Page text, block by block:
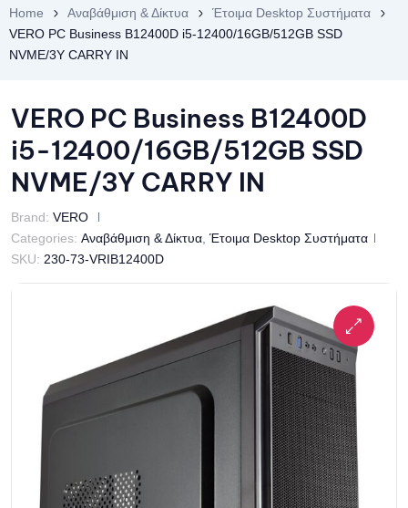
Home Αναβάθμιση & Δίκτυα
Έτοιμα Desktop Συστήματα
VERO PC Business B12400D i5-12400/16GB/512GB SSD
NVME/3Y CARRY IN
VERO PC Business B12400D
i5-12400/16GB/512GB SSD
NVME/3Y CARRY IN
Brand: VERO
Categories: Αναβάθμιση & Δίκτυα Έτοιμα Desktop Συστήματα
SKU: 230-73-VRIB12400D